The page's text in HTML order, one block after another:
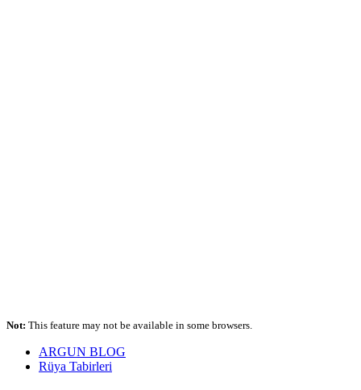
Not: This feature may not be available in some browsers.
ARGUN BLOG
Rüya Tabirleri